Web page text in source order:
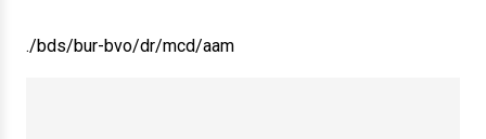
./bds/bur-bvo/dr/mcd/aam